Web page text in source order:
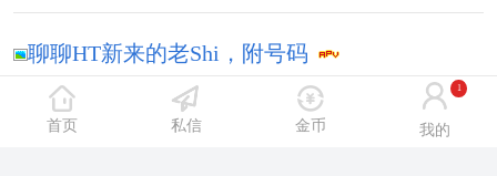
聊聊HT新来的老Shi，附号码
2026/8/7 15:49:00
首页 私信 金币 我的
1